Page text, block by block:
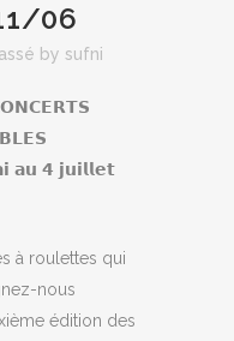
06
by sufni
𝟰 𝗷𝘂𝗶𝗹𝗹𝗲𝘁
à roulettes qui
nous
édition des